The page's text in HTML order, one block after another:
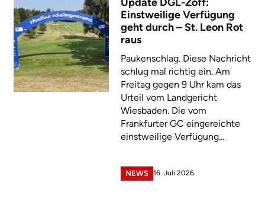
Einstweilige Verfügung
geht durch – St. Leon Rot
raus
Paukenschlag. Diese Nachricht
schlug mal richtig ein. Am
Freitag gegen 9 Uhr kam das
Urteil vom Landgericht
Wiesbaden. Die vom
Frankfurter GC eingereichte
einstweilige Verfügung...
NEWS 16. Juli 2026